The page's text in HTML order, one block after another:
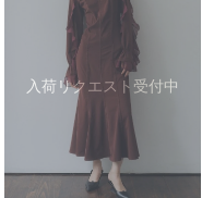
入荷リクエスト受付中